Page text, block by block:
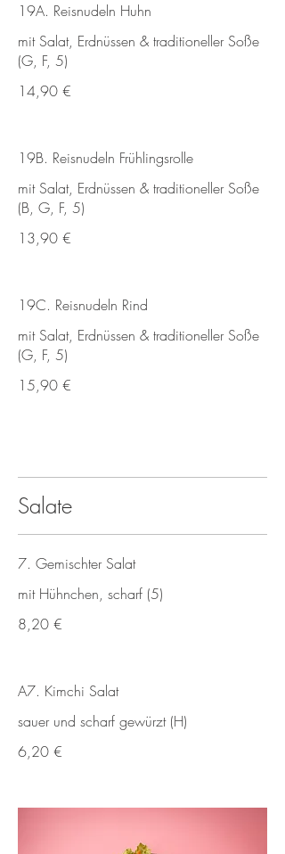
19A. Reisnudeln Huhn
mit Salat, Erdnüssen & traditioneller Soße
(G, F, 5)
14,90 €
19B. Reisnudeln Frühlingsrolle
mit Salat, Erdnüssen & traditioneller Soße
(B, G, F, 5)
13,90 €
19C. Reisnudeln Rind
mit Salat, Erdnüssen & traditioneller Soße
(G, F, 5)
15,90 €
Salate
7. Gemischter Salat
mit Hühnchen, scharf (5)
8,20 €
A7. Kimchi Salat
sauer und scharf gewürzt (H)
6,20 €